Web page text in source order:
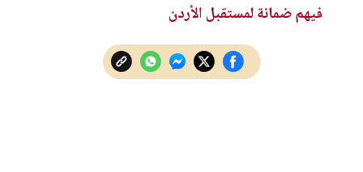
فيهم ضمانة لمستقبل الأردن